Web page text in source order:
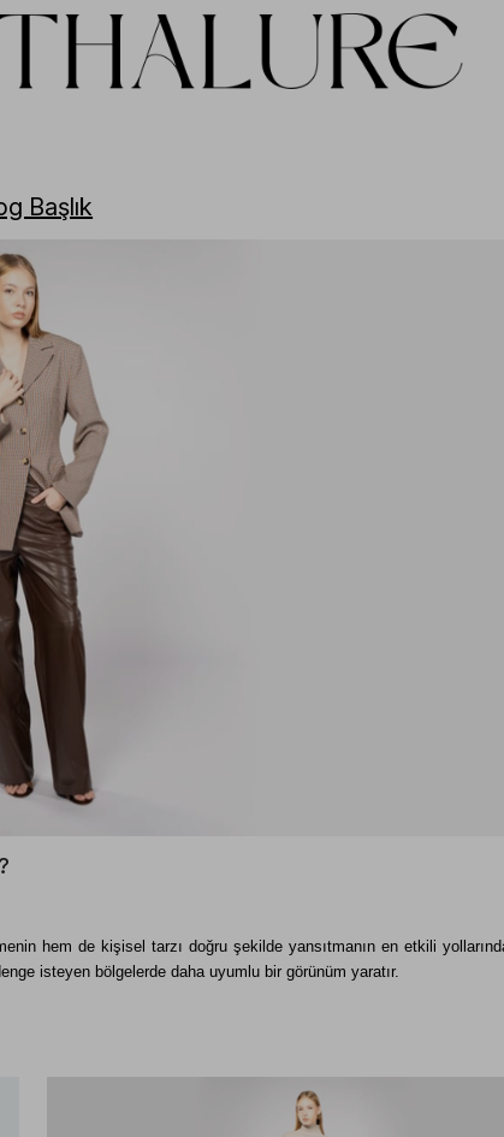
Başlık
hem de kişisel tarzı doğru şekilde yansıtmanın en etkili
isteyen bölgelerde daha uyumlu bir görünüm yaratır.